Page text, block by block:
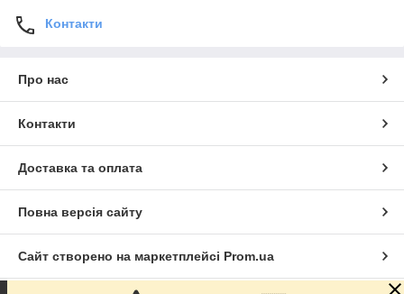
Контакти
Про нас
Контакти
Доставка та оплата
Повна версія сайту
Сайт створено на маркетплейсі Prom.ua